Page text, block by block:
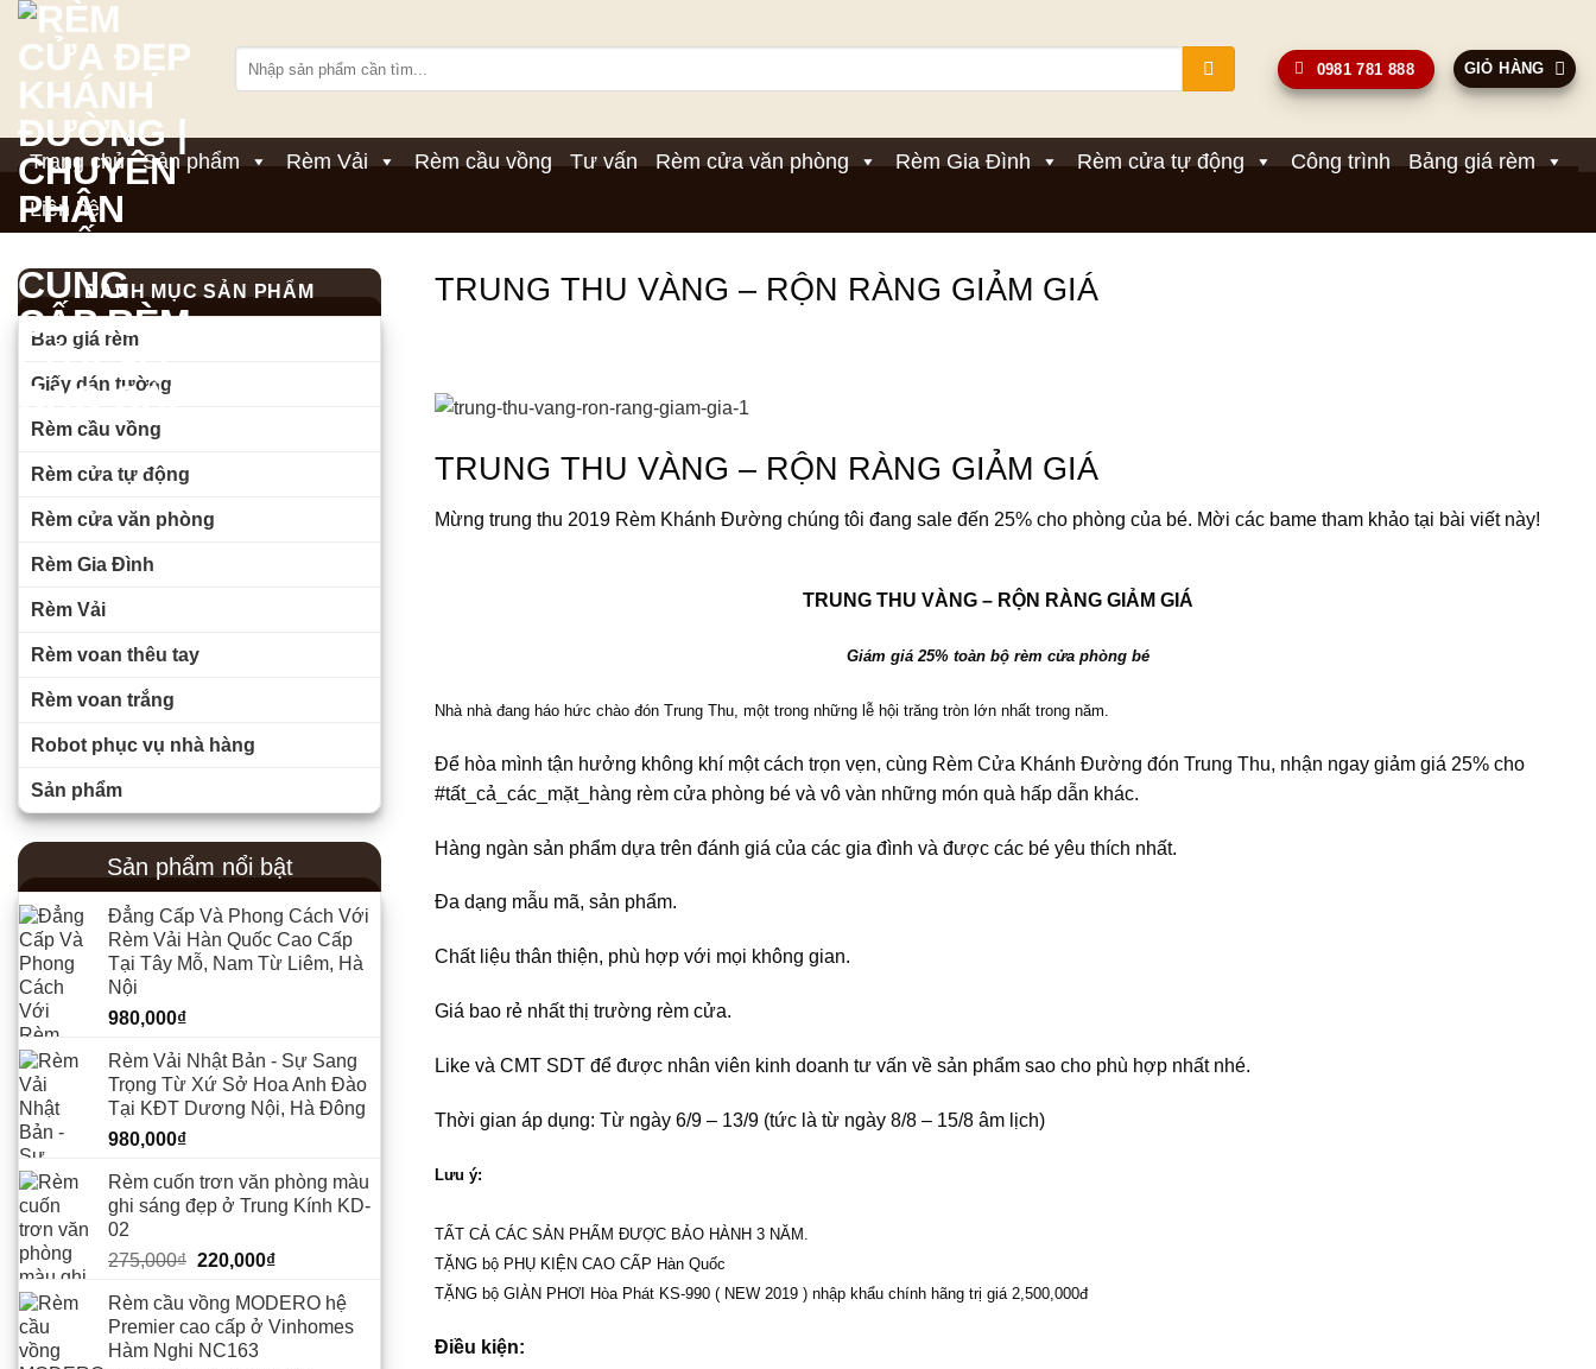
Bỏ
qua
nội
dung
kiếm:
0981 781 888 GIỎ HÀNG
Trang chủ Sản phẩm Rèm Vải Rèm cầu vồng Tư vấn Rèm cửa văn phòng Rèm Gia Đình Rèm cửa tự động Công trình
Bảng giá rèm
Liên hệ
DANH MỤC SẢN PHẨM
Báo giá rèm
Giấy dán tường
Rèm cầu vồng
Rèm cửa tự động
Rèm cửa văn phòng
Rèm Gia Đình
Rèm Vải
Rèm voan thêu tay
Rèm voan trắng
Robot phục vụ nhà hàng
Sản phẩm
Sản phẩm nổi bật
Đẳng Cấp Và Phong Cách Với
Rèm Vải Hàn Quốc Cao Cấp
Tại Tây Mỗ, Nam Từ Liêm, Hà
Nội
980,000₫
Rèm Vải Nhật Bản - Sự Sang
Trọng Từ Xứ Sở Hoa Anh Đào
Tại KĐT Dương Nội, Hà Đông
980,000₫
Rèm cuốn trơn văn phòng màu
ghi sáng đẹp ở Trung Kính KD-
02
275,000₫ Giá
là:
275,000₫.
220,000₫Giá
tại
là:
Rèm cầu vồng MODERO hệ
Premier cao cấp ở Vinhomes
Hàm Nghi NC163
TRUNG THU VÀNG – RỘN RÀNG GIẢM GIÁ
TRUNG THU VÀNG – RỘN RÀNG GIẢM GIÁ
Mừng trung thu 2019 Rèm Khánh Đường chúng tôi đang sale đến 25% cho phòng của bé. Mời các bame tham khảo tại bài viết này!
TRUNG THU VÀNG – RỘN RÀNG GIẢM GIÁ
Giám giá 25% toàn bộ rèm cửa phòng bé
Nhà nhà đang háo hức chào đón Trung Thu, một trong những lễ hội trăng tròn lớn nhất trong năm.
Để hòa mình tận hưởng không khí một cách trọn vẹn, cùng Rèm Cửa Khánh Đường đón Trung Thu, nhận ngay giảm giá 25% cho
#tất_cả_các_mặt_hàng rèm cửa phòng bé và vô vàn những món quà hấp dẫn khác.
Hàng ngàn sản phẩm dựa trên đánh giá của các gia đình và được các bé yêu thích nhất.
Đa dạng mẫu mã, sản phẩm.
Chất liệu thân thiện, phù hợp với mọi không gian.
Giá bao rẻ nhất thị trường rèm cửa.
Like và CMT SDT để được nhân viên kinh doanh tư vấn về sản phẩm sao cho phù hợp nhất nhé.
Thời gian áp dụng: Từ ngày 6/9 – 13/9 (tức là từ ngày 8/8 – 15/8 âm lịch)
Lưu ý:
TẤT CẢ CÁC SẢN PHẨM ĐƯỢC BẢO HÀNH 3 NĂM.
TẶNG bộ PHỤ KIỆN CAO CẤP Hàn Quốc
TẶNG bộ GIÀN PHƠI Hòa Phát KS-990 ( NEW 2019 ) nhập khẩu chính hãng trị giá 2,500,000đ
Điều kiện: